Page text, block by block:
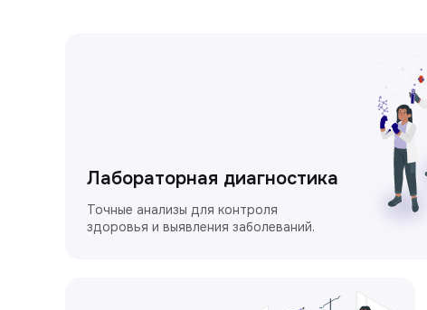
Лабораторная диагностика
Точные анализы для контроля
здоровья и выявления заболеваний.